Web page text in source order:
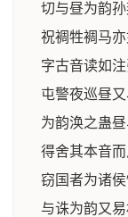
切与昼为韵
祝裯牲裯马
字古音读如
屯警夜巡昼
为韵涣之蛊
得舍其本音
窃国者为诸
与诛为韵又